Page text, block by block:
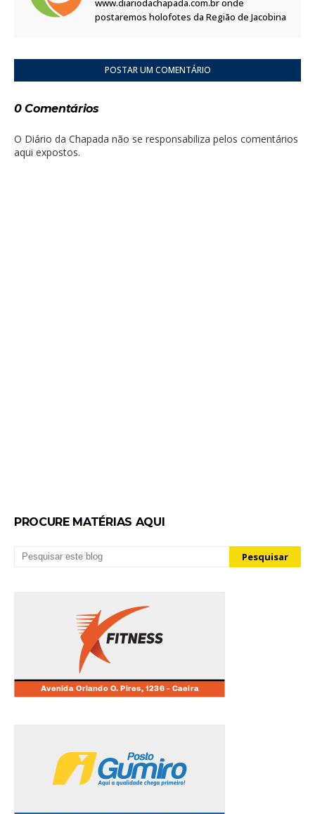
www.diariodachapada.com.br onde
postaremos holofotes da Região de Jacobina
POSTAR UM COMENTÁRIO
0 Comentários
O Diário da Chapada não se responsabiliza pelos comentários
aqui expostos.
PROCURE MATÉRIAS AQUI